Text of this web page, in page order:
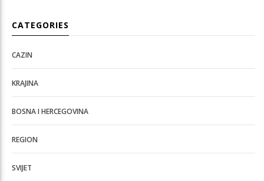
CATEGORIES
CAZIN
KRAJINA
BOSNA I HERCEGOVINA
REGION
SVIJET